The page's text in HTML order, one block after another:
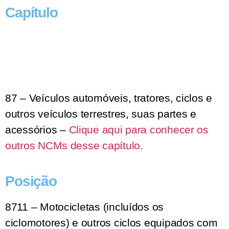
Capítulo
87 – Veículos automóveis, tratores, ciclos e
outros veículos terrestres, suas partes e
acessórios – Clique aqui para conhecer os
outros NCMs desse capítulo.
Posição
8711 – Motocicletas (incluídos os
ciclomotores) e outros ciclos equipados com